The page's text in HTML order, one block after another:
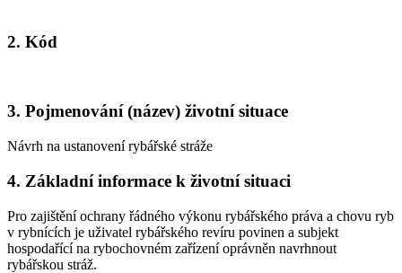
2. Kód
3. Pojmenování (název) životní situace
Návrh na ustanovení rybářské stráže
4. Základní informace k životní situaci
Pro zajištění ochrany řádného výkonu rybářského práva a chovu ryb
v rybnících je uživatel rybářského revíru povinen a subjekt
hospodařící na rybochovném zařízení oprávněn navrhnout
rybářskou stráž.